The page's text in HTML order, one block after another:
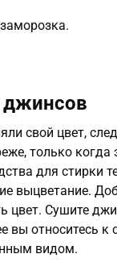
джинсов
свой цвет,
только когда
для стирки
выцветание.
цвет. Сушите
вы относитесь
видом.